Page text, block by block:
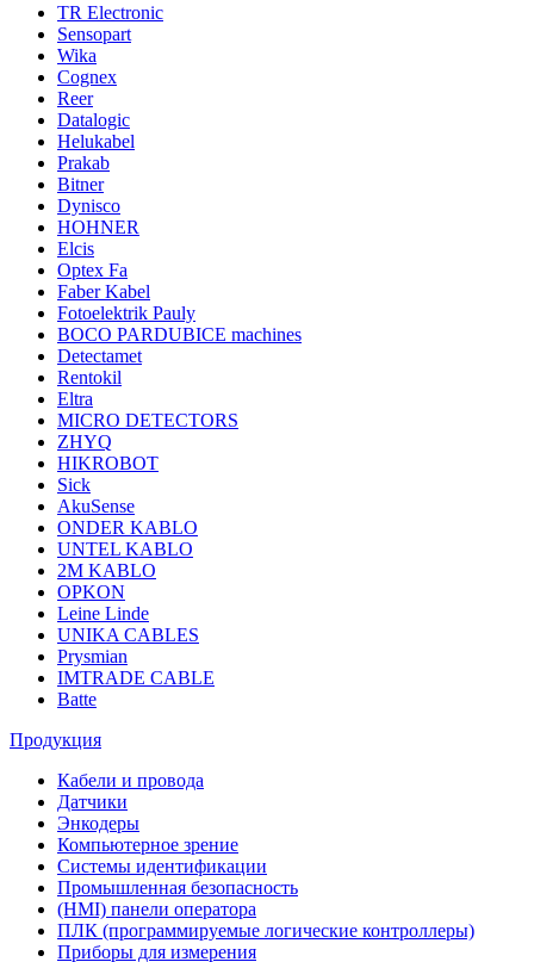
TR Electronic
Sensopart
Wika
Cognex
Reer
Datalogic
Helukabel
Prakab
Bitner
Dynisco
HOHNER
Elcis
Optex Fa
Faber Kabel
Fotoelektrik Pauly
BOCO PARDUBICE machines
Detectamet
Rentokil
Eltra
MICRO DETECTORS
ZHYQ
HIKROBOT
Sick
AkuSense
ONDER KABLO
UNTEL KABLO
2M KABLO
OPKON
Leine Linde
UNIKA CABLES
Prysmian
IMTRADE CABLE
Batte
Продукция
Кабели и провода
Датчики
Энкодеры
Компьютерное зрение
Системы идентификации
Промышленная безопасность
(HMI) панели оператора
ПЛК (программируемые логические контроллеры)
Приборы для измерения